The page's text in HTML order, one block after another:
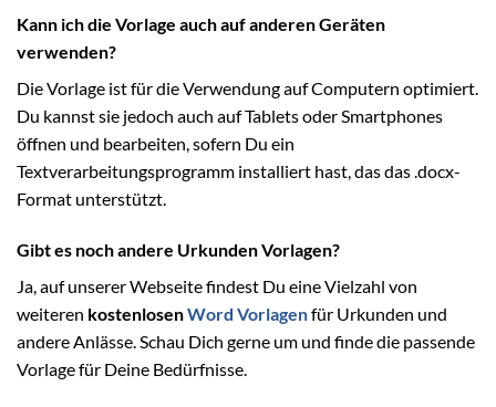
Kann ich die Vorlage auch auf anderen Geräten
verwenden?
Die Vorlage ist für die Verwendung auf Computern optimiert.
Du kannst sie jedoch auch auf Tablets oder Smartphones
öffnen und bearbeiten, sofern Du ein
Textverarbeitungsprogramm installiert hast, das das .docx-
Format unterstützt.
Gibt es noch andere Urkunden Vorlagen?
Ja, auf unserer Webseite findest Du eine Vielzahl von
weiteren kostenlosenWord Vorlagenfür Urkunden und
andere Anlässe. Schau Dich gerne um und finde die passende
Vorlage für Deine Bedürfnisse.